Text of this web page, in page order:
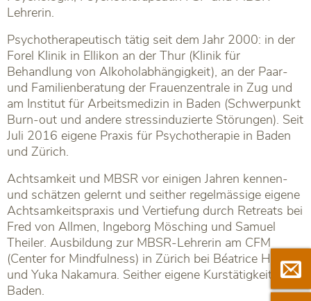
Lehrerin.
Psychotherapeutisch tätig seit dem Jahr 2000: in der
Forel Klinik in Ellikon an der Thur (Klinik für
Behandlung von Alkoholabhängigkeit), an der Paar-
und Familienberatung der Frauenzentrale in Zug und
am Institut für Arbeitsmedizin in Baden (Schwerpunkt
Burn-out und andere stressinduzierte Störungen). Seit
Juli 2016 eigene Praxis für Psychotherapie in Baden
und Zürich.
Achtsamkeit und MBSR vor einigen Jahren kennen-
und schätzen gelernt und seither regelmässige eigene
Achtsamkeitspraxis und Vertiefung durch Retreats bei
Fred von Allmen, Ingeborg Mösching und Samuel
Theiler. Ausbildung zur MBSR-Lehrerin am CFM
(Center for Mindfulness) in Zürich bei Béatrice Heller
und Yuka Nakamura. Seither eigene Kurstätigkeit in
Baden.
